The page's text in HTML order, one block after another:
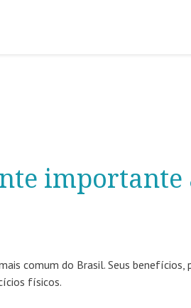
importante
comum do Brasil. Seus benefícios,
físicos.